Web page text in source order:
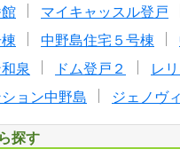
マイキャッスル登戸
中野島住宅５号棟
泉
ドム登戸２ レ
ョン中野島
ジェノヴ
探す